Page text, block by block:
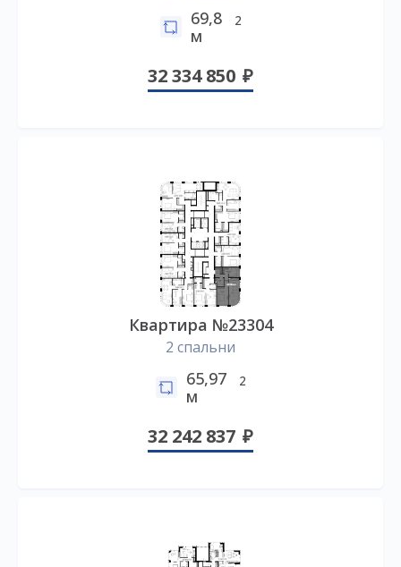
69,8
м
2
32 334 850
Квартира №23304
2 спальни
65,97
м
2
32 242 837